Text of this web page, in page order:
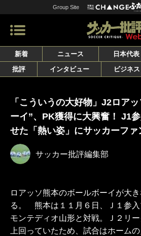
Group Site
新着 ニュース 日本代表
批評
インタビュー ビジネス
「こういうの大好物」J2ロア
ーイ”、PK獲得に大興奮！ J1
せた「熱い姿」にサッカーファ
サッカー批評編集部
ロアッソ熊本のボールボーイが大
る。 熊本は１１月６日、Ｊ１参
モンテディオ山形と対戦。Ｊ２リ
上回っていたため、試合はホーム